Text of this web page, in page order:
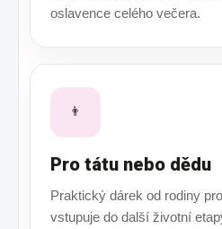
oslavence celého večera.
👨
Pro tátu nebo dědu
Praktický dárek od rodiny
vstupuje do další životní